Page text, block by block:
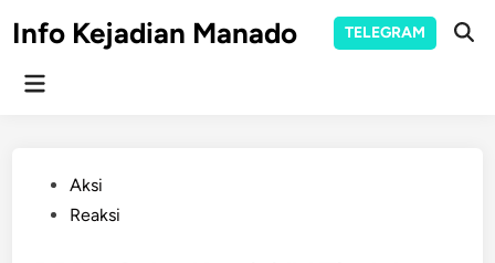
toInfo Kejadian Manado TELEGRAM
Main
PostedAksi
Reaksi